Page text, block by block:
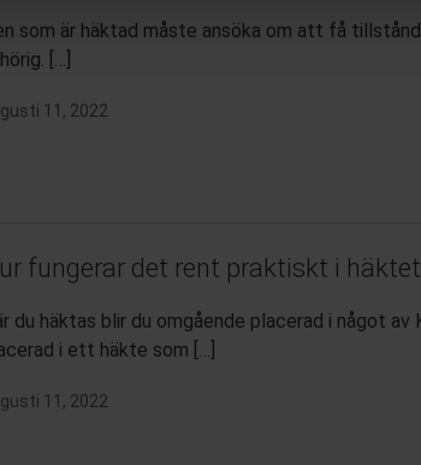
som är häktad måste ansöka om att få
[…]
11, 2022
fungerar det rent praktiskt i
du häktas blir du omgående placerad i något av
i ett häkte som […]
11, 2022